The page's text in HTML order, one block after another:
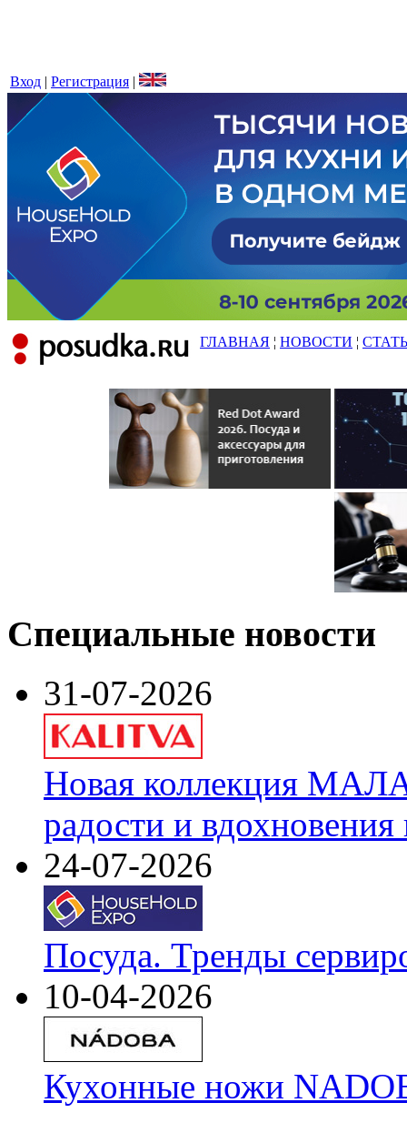
Вход | Регистрация |
ГЛАВНАЯ ¦ НОВОСТИ ¦
Специальные новости
31-07-2026
Новая коллекция
радости и
24-07-2026
Посуда. Тренды
10-04-2026
Кухонные ножи